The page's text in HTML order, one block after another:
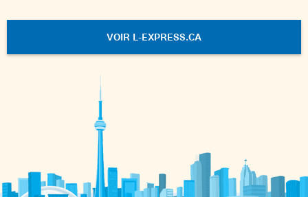
VOIR L-EXPRESS.CA